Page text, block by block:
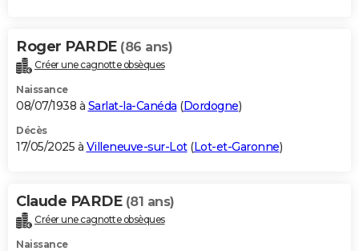
Carte de Noël
Carte Bonne année
Carte Saint-Valentin
Carte Pâques
Carte d'anniversaire
DICTIONNAIRE
Dictionnaire
Biographies
Citations
Expressions
Proverbes
PROGRAMME TV
S'inscrire
Se connecter
Lycées
Collèges
Primaires
Universités
Entreprises
Service militaire
Avis de recherche
AVIS DE DÉCÈS
Bricolage
Lifestyle
Culture
Sport
Auto
Television
Voyage
Cinema
Roger PARDE (86 ans)
Créer une cagnotte obsèques
Naissance
08/07/1938 à Sarlat-la-Canéda (Dordogne)
Décès
17/05/2025 à Villeneuve-sur-Lot(Lot-et-Garonne)
Claude PARDE (81 ans)
Créer une cagnotte obsèques
Naissance